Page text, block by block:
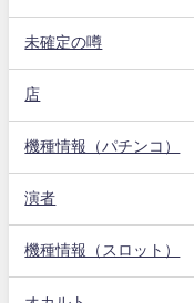
未確定の噂
店
機種情報（パチンコ）
演者
機種情報（スロット）